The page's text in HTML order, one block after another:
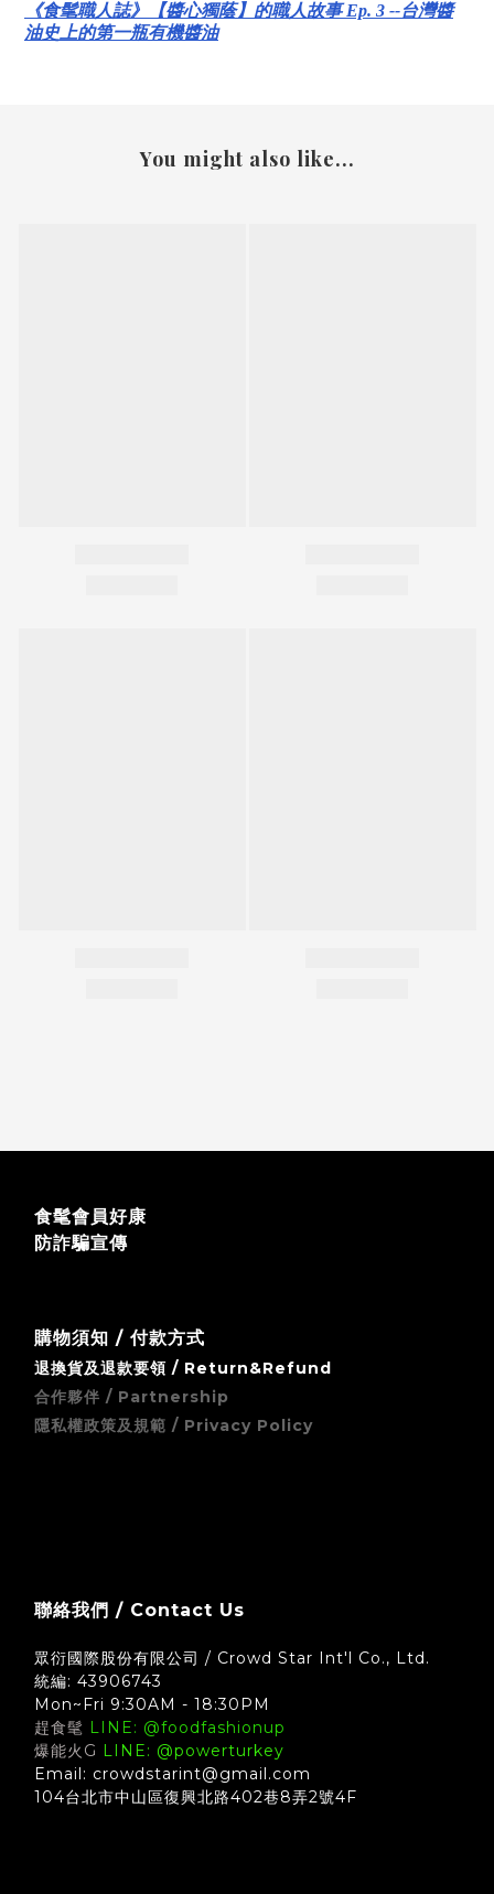
《食髦職人誌》【醬心獨蔭】的職人故事 Ep. 3 --台灣醬
油史上的第一瓶有機醬油
You might also like...
食髦會員好康
防詐騙宣傳
購物須知 / 付款方式
退換貨及退款要領 / Return&Refund
合作夥伴 / Partnership
隱私權政策及規範 / Privacy Policy
聯絡我們 / Contact Us
眾衍國際股份有限公司 / Crowd Star Int'l Co., Ltd.
統編: 43906743
Mon~Fri 9:30AM - 18:30PM
趕食髦 LINE: @foodfashionup
爆能火G LINE: @powerturkey
Email: crowdstarint@gmail.com
104台北市中山區復興北路402巷8弄2號4F